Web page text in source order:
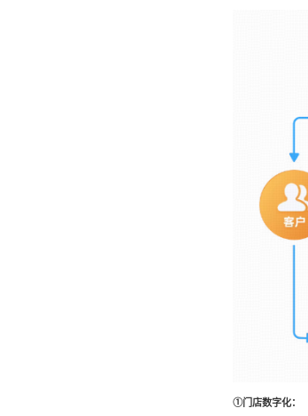
①门店数字化：